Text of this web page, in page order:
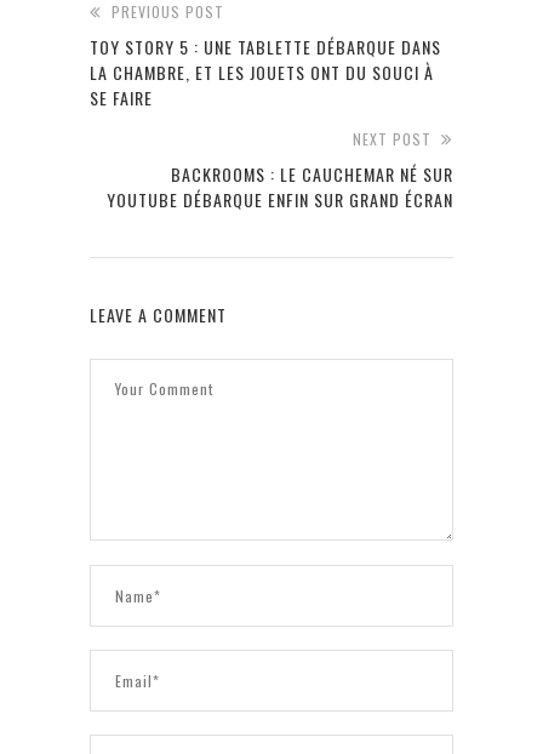
PREVIOUS POST
TOY STORY 5 : UNE TABLETTE DÉBARQUE DANS
LA CHAMBRE, ET LES JOUETS ONT DU SOUCI À
SE FAIRE
NEXT POST
BACKROOMS : LE CAUCHEMAR NÉ SUR
YOUTUBE DÉBARQUE ENFIN SUR GRAND ÉCRAN
LEAVE A COMMENT